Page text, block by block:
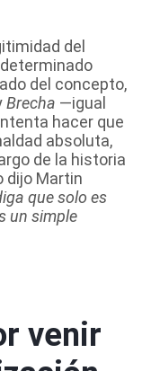
del
del concepto,
Brecha —igual
hacer que
absoluta,
de la historia
dijo Martin
que solo es
un simple
venir